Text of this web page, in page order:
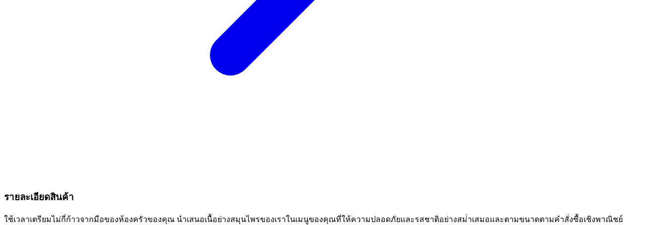
รายละเอียดสินค้า
ใช้เวลาเตรียมไม่กี่ก้าวจากมือของห้องครัวของคุณ นําเสนอเนื้อย่างสมุนไพรของเราในเมนูของคุณที่ให้ความปลอดภัยและรสชาติอย่างสม่ําเสมอและตามขนาดตามคําสั่งซื้อเชิงพาณิชย์